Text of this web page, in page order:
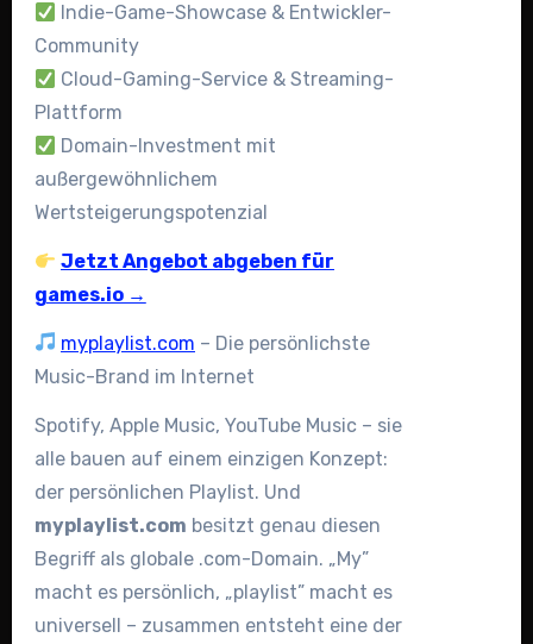
Indie-Game-Showcase & Entwickler-
Community
Cloud-Gaming-Service & Streaming-
Plattform
Domain-Investment mit
außergewöhnlichem
Wertsteigerungspotenzial
Jetzt Angebot abgeben für
games.io →
myplaylist.com – Die persönlichste
Music-Brand im Internet
Spotify, Apple Music, YouTube Music – sie
alle bauen auf einem einzigen Konzept:
der persönlichen Playlist. Und
myplaylist.com besitzt genau diesen
Begriff als globale .com-Domain. „My”
macht es persönlich, „playlist” macht es
universell – zusammen entsteht eine der